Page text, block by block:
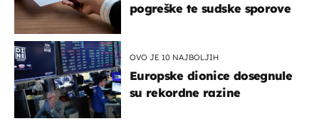
pogreške te sudske sporove
OVO JE 10 NAJBOLJIH
Europske dionice dosegnule
su rekordne razine